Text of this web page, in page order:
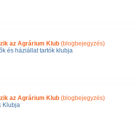
az Agrárium Klub (blogbejegyzés)
és háziállat tartók klubja
az Agrárium Klub (blogbejegyzés)
Klubja